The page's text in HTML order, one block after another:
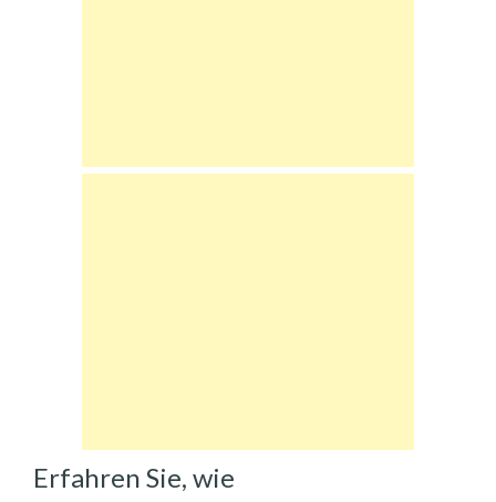
Erfahren Sie, wie